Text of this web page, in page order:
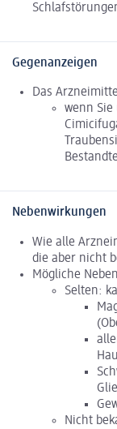
Gegenanzeigen
Das
wenn
Nebenwirkungen
Wie alle
die aber nicht
Mögliche
Selten:
Nicht